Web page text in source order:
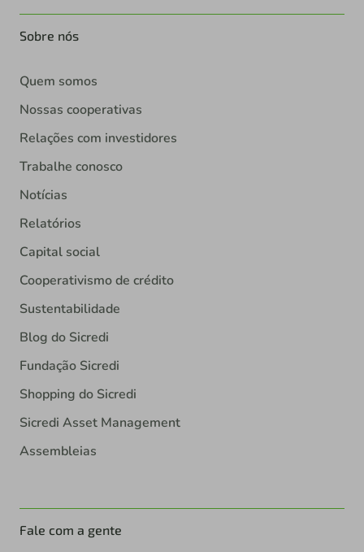
Sobre nós
Quem somos
Nossas cooperativas
Relações com investidores
Trabalhe conosco
Notícias
Relatórios
Capital social
Cooperativismo de crédito
Sustentabilidade
Blog do Sicredi
Fundação Sicredi
Shopping do Sicredi
Sicredi Asset Management
Assembleias
Fale com a gente